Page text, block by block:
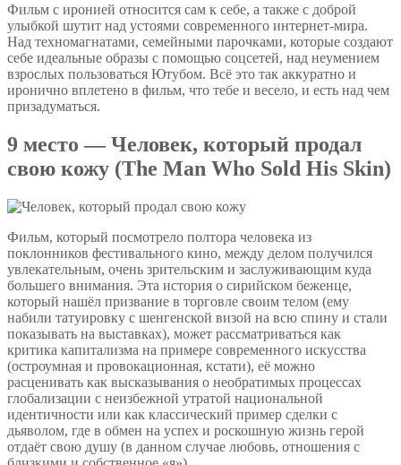
Фильм с иронией относится сам к себе, а также с доброй
улыбкой шутит над устоями современного интернет-мира.
Над техномагнатами, семейными парочками, которые создают
себе идеальные образы с помощью соцсетей, над неумением
взрослых пользоваться Ютубом. Всё это так аккуратно и
иронично вплетено в фильм, что тебе и весело, и есть над чем
призадуматься.
9 место — Человек, который продал
свою кожу (The Man Who Sold His Skin)
Фильм, который посмотрело полтора человека из
поклонников фестивального кино, между делом получился
увлекательным, очень зрительским и заслуживающим куда
большего внимания. Эта история о сирийском беженце,
который нашёл призвание в торговле своим телом (ему
набили татуировку с шенгенской визой на всю спину и стали
показывать на выставках), может рассматриваться как
критика капитализма на примере современного искусства
(остроумная и провокационная, кстати), её можно
расценивать как высказывания о необратимых процессах
глобализации с неизбежной утратой национальной
идентичности или как классический пример сделки с
дьяволом, где в обмен на успех и роскошную жизнь герой
отдаёт свою душу (в данном случае любовь, отношения с